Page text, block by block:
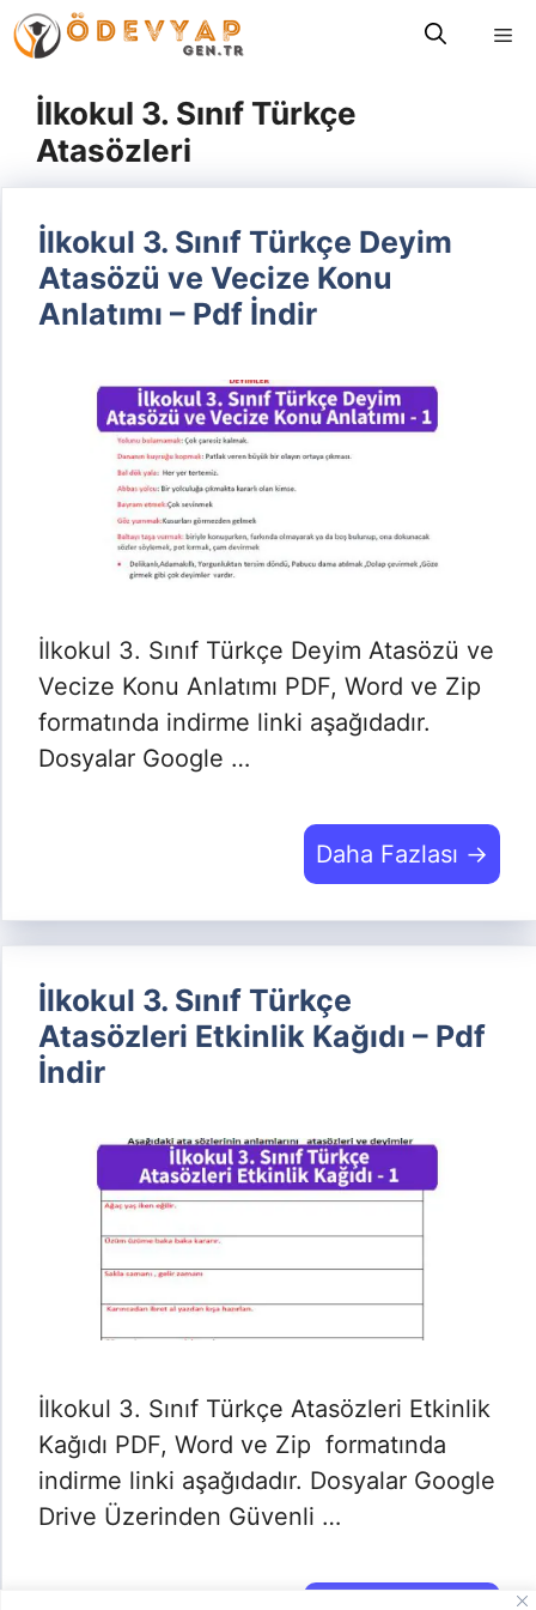
İçeriğe
atla
İlkokul 3. Sınıf Türkçe
Atasözleri
İlkokul 3. Sınıf Türkçe Deyim
Atasözü ve Vecize Konu
Anlatımı – Pdf İndir
İlkokul 3. Sınıf Türkçe Deyim Atasözü ve
Vecize Konu Anlatımı PDF, Word ve Zip
formatında indirme linki aşağıdadır.
Dosyalar Google …
Daha Fazlası →
İlkokul 3. Sınıf Türkçe
Atasözleri Etkinlik Kağıdı – Pdf
İndir
İlkokul 3. Sınıf Türkçe Atasözleri Etkinlik
Kağıdı PDF, Word ve Zip formatında
indirme linki aşağıdadır. Dosyalar Google
Drive Üzerinden Güvenli …